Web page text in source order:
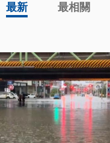
最新 最相關